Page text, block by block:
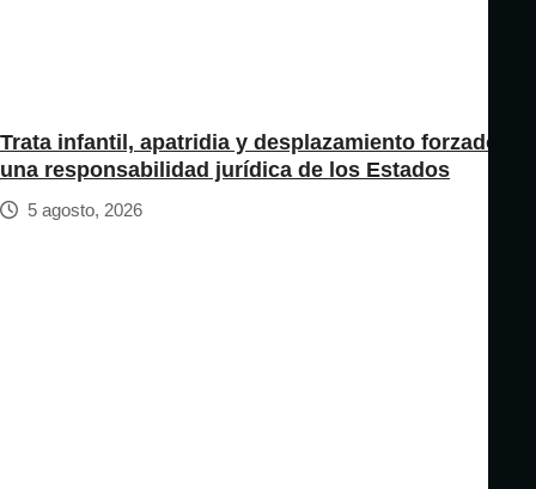
Trata infantil, apatridia y desplazamiento forzado:
una responsabilidad jurídica de los Estados
5 agosto, 2026